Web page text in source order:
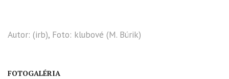
Autor: (irb), Foto: klubové (M. Búrik)
FOTOGALÉRIA